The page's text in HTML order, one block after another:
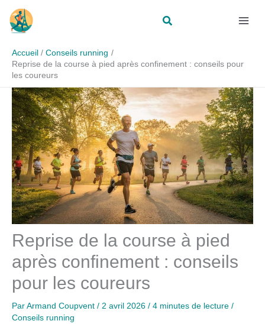
Accueil
Conseils running
Reprise de la course à pied après confinement : conseils pour
les coureurs
Reprise de la course à pied
après confinement : conseils
pour les coureurs
ParArmand Coupvent / 2 avril 2026 / 4 minutes de lecture /
Conseils running
Rechercher